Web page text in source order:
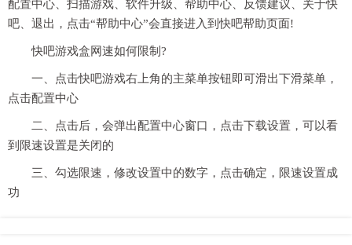
配置中心、扫描游戏、软件升级、帮助中心、反馈建议、关于快
吧、退出，点击“帮助中心”会直接进入到快吧帮助页面!
快吧游戏盒网速如何限制?
一、点击快吧游戏右上角的主菜单按钮即可滑出下滑菜单，
点击配置中心
二、点击后，会弹出配置中心窗口，点击下载设置，可以看
到限速设置是关闭的
三、勾选限速，修改设置中的数字，点击确定，限速设置成
功